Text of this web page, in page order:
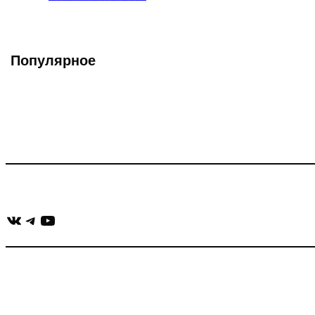
Популярное
ВКонтакте
Telegram
YouTube